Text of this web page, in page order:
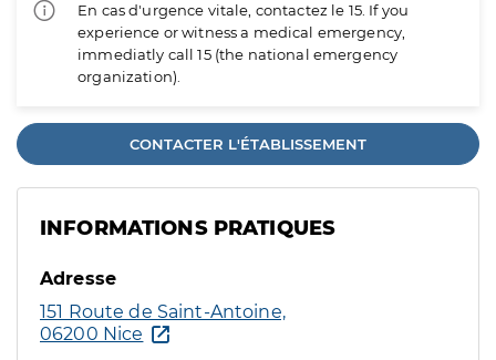
En cas d'urgence vitale, contactez le 15. If you
experience or witness a medical emergency,
immediatly call 15 (the national emergency
organization).
CONTACTER L'ÉTABLISSEMENT
INFORMATIONS PRATIQUES
Adresse
151 Route de Saint-Antoine,
06200 Nice